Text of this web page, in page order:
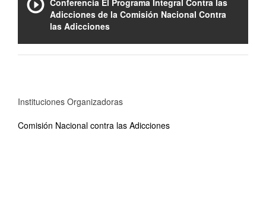
Conferencia El Programa Integral Contra las
Adicciones de la Comisión Nacional Contra
las Adicciones
Instituciones Organizadoras
Comisión Nacional contra las Adicciones